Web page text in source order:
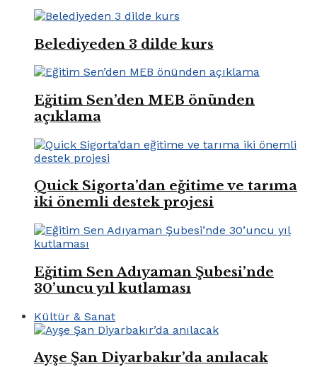
Belediyeden 3 dilde kurs
Eğitim Sen’den MEB önünden
açıklama
Quick Sigorta’dan eğitime ve tarıma
iki önemli destek projesi
Eğitim Sen Adıyaman Şubesi’nde
30’uncu yıl kutlaması
Kültür & Sanat
Ayşe Şan Diyarbakır’da anılacak